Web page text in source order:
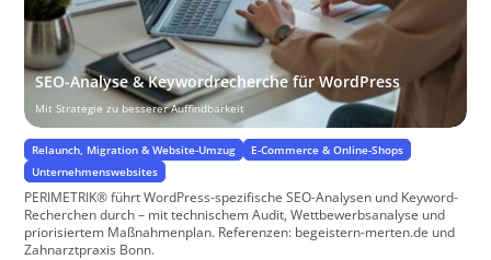
SEO-Analyse & Keywordrecherche für WordPress
Mit Strategie zu besserer Auffindbarkeit
Relaunch, Migration & Website-Umzug
E-Commerce & Online-Shops
Unternehmenswebsites
PERIMETRIK® führt WordPress-spezifische SEO-Analysen und Keyword-
Recherchen durch – mit technischem Audit, Wettbewerbsanalyse und
priorisiertem Maßnahmenplan. Referenzen: begeistern-merten.de und
Zahnarztpraxis Bonn.